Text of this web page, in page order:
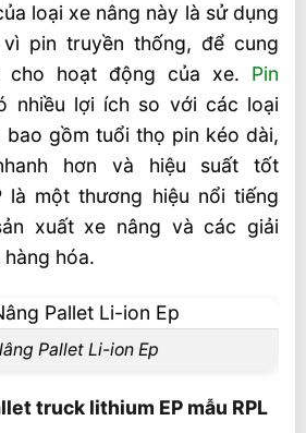
loại xe nâng này là sử dụng
pin truyền thống, để cung
cho hoạt động của xe. Pin
nhiều lợi ích so với các loại
bao gồm tuổi thọ pin kéo dài,
hơn và hiệu suất tốt
là một thương hiệu nổi tiếng
xuất xe nâng và các giải
hóa.
Pallet Li-ion Ep
truck lithium EP mẫu RPL